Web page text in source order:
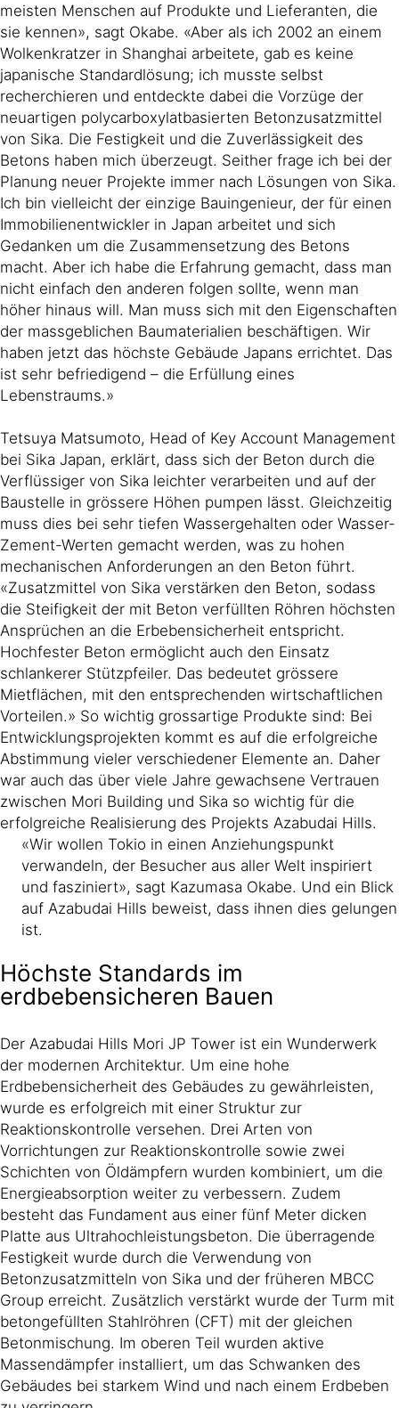
meisten Menschen auf Produkte und Lieferanten, die
sie kennen», sagt Okabe. «Aber als ich 2002 an einem
Wolkenkratzer in Shanghai arbeitete, gab es keine
japanische Standardlösung; ich musste selbst
recherchieren und entdeckte dabei die Vorzüge der
neuartigen polycarboxylatbasierten Betonzusatzmittel
von Sika. Die Festigkeit und die Zuverlässigkeit des
Betons haben mich überzeugt. Seither frage ich bei der
Planung neuer Projekte immer nach Lösungen von Sika.
Ich bin vielleicht der einzige Bauingenieur, der für einen
Immobilienentwickler in Japan arbeitet und sich
Gedanken um die Zusammensetzung des Betons
macht. Aber ich habe die Erfahrung gemacht, dass man
nicht einfach den anderen folgen sollte, wenn man
höher hinaus will. Man muss sich mit den Eigenschaften
der massgeblichen Baumaterialien beschäftigen. Wir
haben jetzt das höchste Gebäude Japans errichtet. Das
ist sehr befriedigend – die Erfüllung eines
Lebenstraums.»
Tetsuya Matsumoto, Head of Key Account Management
bei Sika Japan, erklärt, dass sich der Beton durch die
Verflüssiger von Sika leichter verarbeiten und auf der
Baustelle in grössere Höhen pumpen lässt. Gleichzeitig
muss dies bei sehr tiefen Wassergehalten oder Wasser-
Zement-Werten gemacht werden, was zu hohen
mechanischen Anforderungen an den Beton führt.
«Zusatzmittel von Sika verstärken den Beton, sodass
die Steifigkeit der mit Beton verfüllten Röhren höchsten
Ansprüchen an die Erbebensicherheit entspricht.
Hochfester Beton ermöglicht auch den Einsatz
schlankerer Stützpfeiler. Das bedeutet grössere
Mietflächen, mit den entsprechenden wirtschaftlichen
Vorteilen.» So wichtig grossartige Produkte sind: Bei
Entwicklungsprojekten kommt es auf die erfolgreiche
Abstimmung vieler verschiedener Elemente an. Daher
war auch das über viele Jahre gewachsene Vertrauen
zwischen Mori Building und Sika so wichtig für die
erfolgreiche Realisierung des Projekts Azabudai Hills.
«Wir wollen Tokio in einen Anziehungspunkt
verwandeln, der Besucher aus aller Welt inspiriert
und fasziniert», sagt Kazumasa Okabe. Und ein Blick
auf Azabudai Hills beweist, dass ihnen dies gelungen
ist.
Höchste Standards im
erdbebensicheren Bauen
Der Azabudai Hills Mori JP Tower ist ein Wunderwerk
der modernen Architektur. Um eine hohe
Erdbebensicherheit des Gebäudes zu gewährleisten,
wurde es erfolgreich mit einer Struktur zur
Reaktionskontrolle versehen. Drei Arten von
Vorrichtungen zur Reaktionskontrolle sowie zwei
Schichten von Öldämpfern wurden kombiniert, um die
Energieabsorption weiter zu verbessern. Zudem
besteht das Fundament aus einer fünf Meter dicken
Platte aus Ultrahochleistungsbeton. Die überragende
Festigkeit wurde durch die Verwendung von
Betonzusatzmitteln von Sika und der früheren MBCC
Group erreicht. Zusätzlich verstärkt wurde der Turm mit
betongefüllten Stahlröhren (CFT) mit der gleichen
Betonmischung. Im oberen Teil wurden aktive
Massendämpfer installiert, um das Schwanken des
Gebäudes bei starkem Wind und nach einem Erdbeben